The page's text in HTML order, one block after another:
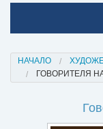
Печатни книги
Електронни книги
НАЧАЛО
ГОВОРИТЕЛЯ